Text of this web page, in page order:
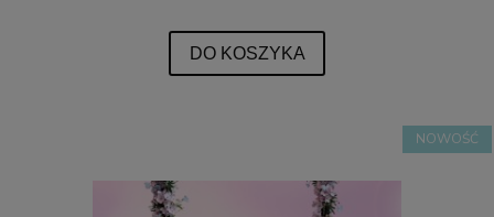
DO KOSZYKA
NOWOŚĆ